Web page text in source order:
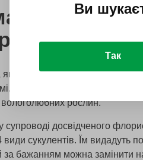
клас
для
якому вони оформлять
Це прозорий резервуар з
вологолюбних рослин.
досвідченого
сукулентів. Їм видадуть по
за бажанням можна замінити
Ви
Так